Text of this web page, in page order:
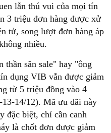
lẫn thú vui của mọi tín
3 triệu đơn hàng được xử
tử, song lượt đơn hàng áp
nhiều.
thần săn sale" hay "ông
dụng VIB vẫn được giảm
từ 5 triệu đồng vào 4
14/12). Mã ưu đãi này
đặc biệt, chỉ cần canh
là chốt đơn được giảm